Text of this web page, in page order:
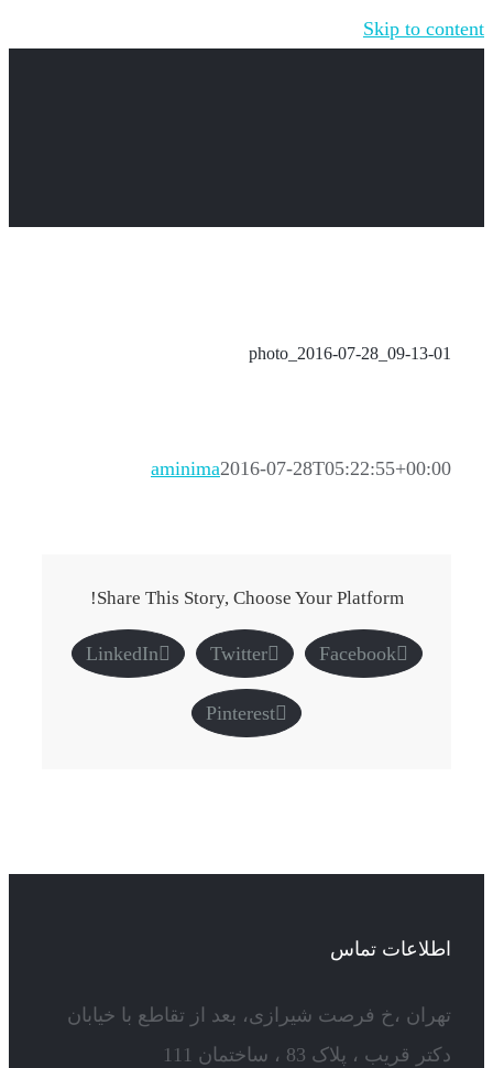
Skip to content
photo_2016-07-28_09-13-01
aminima2016-07-28T05:22:55+00:00
Share This Story, Choose Your Platform!
Facebook
Twitter
LinkedIn
Pinterest
اطلاعات تماس
تهران ،خ فرصت شیرازی، بعد از تقاطع با خیابان
دکتر قریب ، پلاک 83 ، ساختمان 111